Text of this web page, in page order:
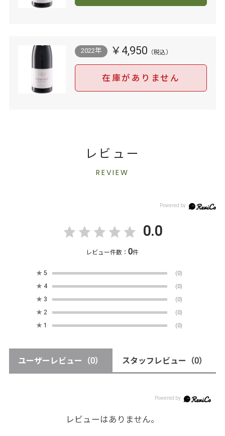
2022年 ￥4,950
在庫がありません
レビュー
REVIEW
0.0
レビュー件数：0件
★ 5 (0)
★ 4 (0)
★ 3 (0)
★ 2 (0)
★ 1 (0)
ユーザーレビュー （0） スタッフレビュー （0）
レビューはありません。